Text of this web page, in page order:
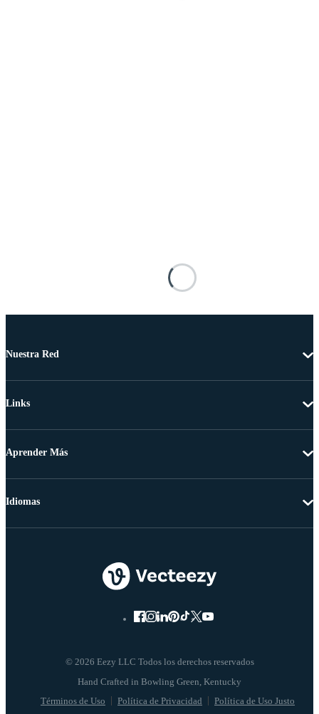
Nuestra Red
Links
Aprender Más
© 2026 Eezy LLC Todos los derechos reservados
Términos de Uso Política de Privacidad Política de Uso Justo
Idiomas